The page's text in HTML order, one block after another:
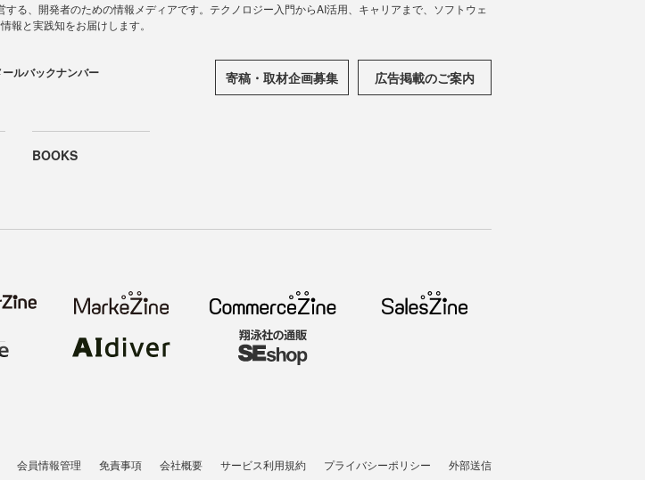
る、開発者のための情報メディアです。テクノロジー入門からAI活用、キャリアまで、ソフトウェ
報と実践知をお届けします。
ールバックナンバー 寄稿・取材企画募集 広告掲載のご案内
BOOKS
会員情報管理 免責事項 会社概要 サービス利用規約 プライバシーポリシー 外部送信